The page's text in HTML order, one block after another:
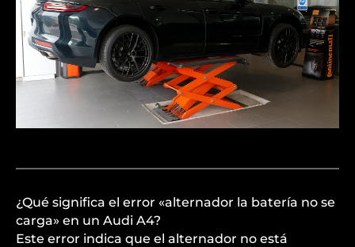
¿Qué significa el error «alternador la batería no se
carga» en un Audi A4?
Este error indica que el alternador no está